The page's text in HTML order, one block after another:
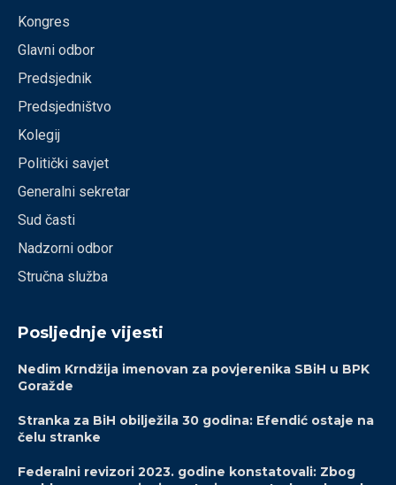
Kongres
Glavni odbor
Predsjednik
Predsjedništvo
Kolegij
Politički savjet
Generalni sekretar
Sud časti
Nadzorni odbor
Stručna služba
Posljednje vijesti
Nedim Krndžija imenovan za povjerenika SBiH u BPK
Goražde
Stranka za BiH obilježila 30 godina: Efendić ostaje na
čelu stranke
Federalni revizori 2023. godine konstatovali: Zbog